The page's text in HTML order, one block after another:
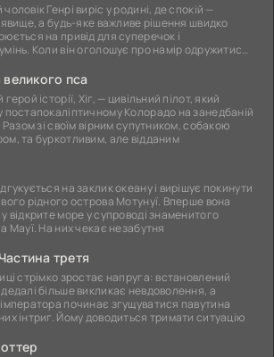
Генрі виріс у родині, де спокій —
явище, а будь-яке важливе рішення швидко
на привід для суперечок і
Коли він оголошує про намір одружитися,
великого пса
історії, Хіг, — цивільний пілот, який
постапокаліптичному Колорадо на занедбаній
Разом зі своїм вірним супутником, собакою
та буркотливим, але відданим
на заклик океану і вирішує покинути
рідного острова Мотунуї. Вперше вона
відкрите море у супроводі знаменитого
Мауї. На них чекає незабутня
третя
стрімко зростає напруга: встановлений
більше викликає невдоволення, а
починає згущуватися павутина
інтриг. Йому доводиться тримати ситуацію